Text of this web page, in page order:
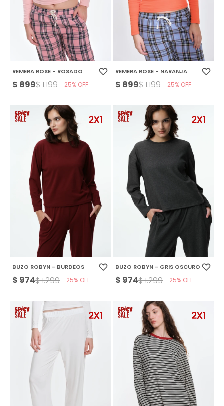
REMERA ROSE - ROSADO
$ 899$1.199 25
REMERA ROSE - NARANJA
$ 899$1.199 25
BUZO ROBYN - BURDEOS
$ 974$1.299 25
BUZO ROBYN - GRIS OSCURO
$ 974$1.299 25